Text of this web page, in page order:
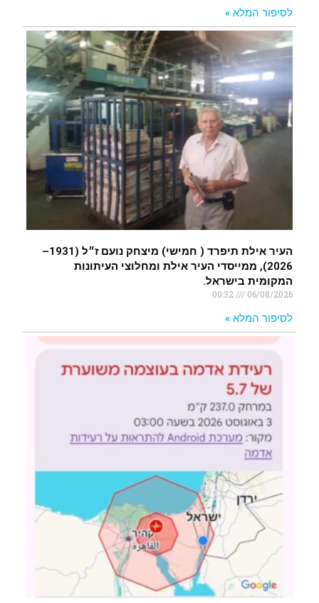
לסיפור המלא »
העיר אילת תיפרד ( חמישי) מיצחק נועם ז״ל (1931–
2026), ממייסדי העיר אילת ומחלוצי העיתונות
המקומית בישראל.
06/08/2026
00:32
לסיפור המלא »